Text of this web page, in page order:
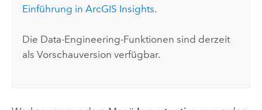
Einführung inArcGIS Insights.
Die Data-Engineering-Funktionen sind derzeit
als Vorschauversion verfügbar.